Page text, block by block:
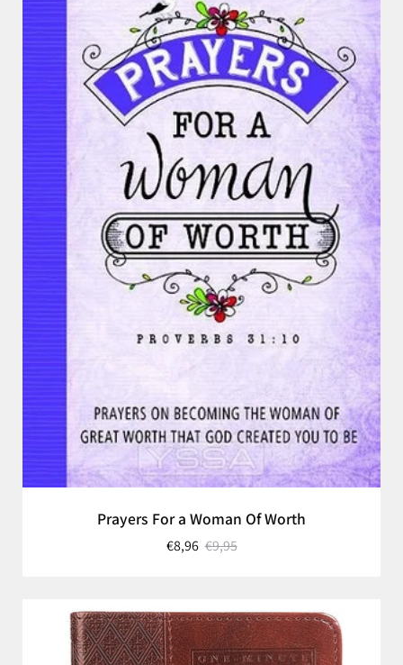
Prayers For a Woman Of Worth
€8,96 €9,95